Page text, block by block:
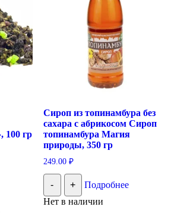
100 гр
Сироп из топинамбура без
сахара с абрикосом Сироп
топинамбура Магия
природы, 350 гр
249.00 ₽
- +
Подробнее
Нет в наличии